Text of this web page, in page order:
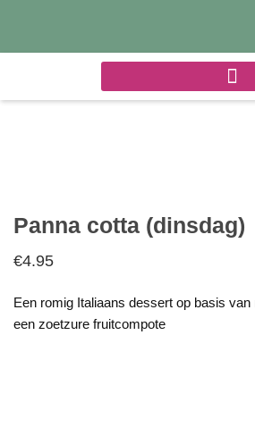
de
Panna cotta (dinsdag)
€4.95
Een romig Italiaans dessert op basis
een zoetzure fruitcompote